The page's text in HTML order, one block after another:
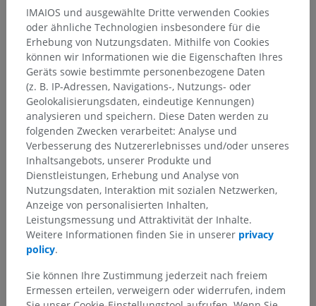
Kaudale hypothalamische Region
Darunterliegende Strukturen:
Prämamillarischer Kern
Rückseitiges Hypothalamusgebiet
Dorsocaudaler hypothalamischer Bereich
Seitlicher hypothalamischer Kern
Perifornischer hypothalamischer Kern
Kaudaler periventrikulärer Kern
Medialer Brustkern
Seitlicher Brustkern
Mehr anzeigen
IMAIOS und ausgewählte Dritte verwenden Cookies
oder ähnliche Technologien insbesondere für die
Erhebung von Nutzungsdaten. Mithilfe von Cookies
können wir Informationen wie die Eigenschaften Ihres
Geräts sowie bestimmte personenbezogene Daten
(z. B. IP-Adressen, Navigations-, Nutzungs- oder
Geolokalisierungsdaten, eindeutige Kennungen)
analysieren und speichern. Diese Daten werden zu
folgenden Zwecken verarbeitet: Analyse und
Verbesserung des Nutzererlebnisses und/oder unseres
Inhaltsangebots, unserer Produkte und
Dienstleistungen, Erhebung und Analyse von
Nutzungsdaten, Interaktion mit sozialen Netzwerken,
Anzeige von personalisierten Inhalten,
Leistungsmessung und Attraktivität der Inhalte.
Weitere Informationen finden Sie in unserer privacy
policy.
Sie können Ihre Zustimmung jederzeit nach freiem
Ermessen erteilen, verweigern oder widerrufen, indem